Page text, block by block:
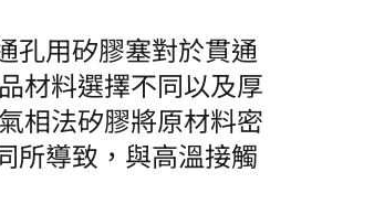
孔用矽膠塞對於貫通
材料選擇不同以及厚
相法矽膠將原材料密
所導致，與高溫接觸